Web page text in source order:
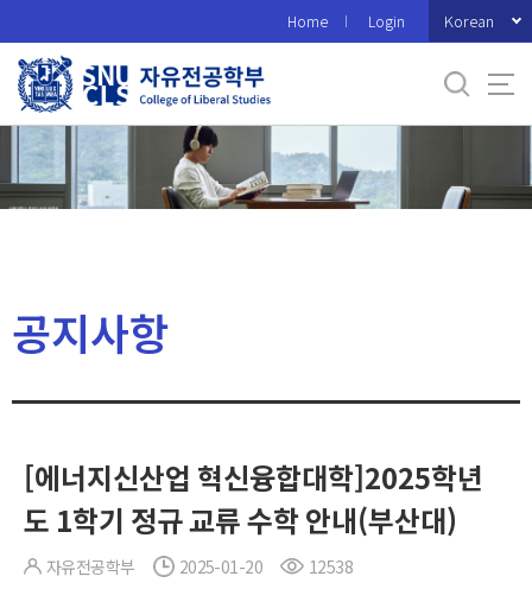
로
메
Home Login Korean
공지사항
[에너지신산업 혁신융합대학]2025학년
도 1학기 정규 교류 수학 안내(부산대)
자유전공학부 2025-01-20 12538